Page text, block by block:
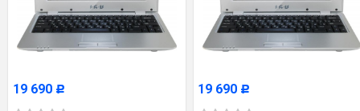
19 690 Р 19 690 Р